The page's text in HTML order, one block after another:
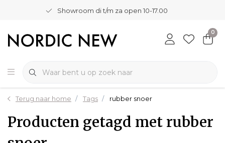
Showroom di t/m za open 10-17.00
0
Terug naar home Tags rubber snoer
Producten getagd met rubber